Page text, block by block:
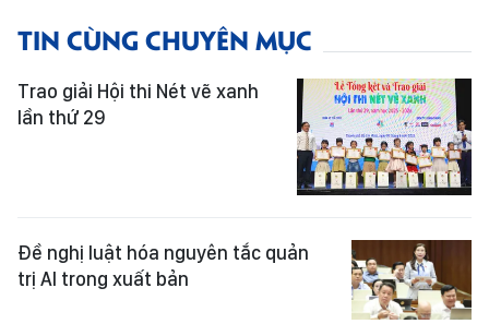
TIN CÙNG CHUYÊN MỤC
Trao giải Hội thi Nét vẽ xanh
lần thứ 29
Đề nghị luật hóa nguyên tắc quản
trị AI trong xuất bản